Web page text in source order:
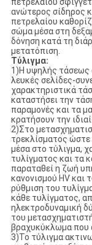
πετρελαίου
ανώτερος σίδηρος
πετρελαίου
σώμα μέσα στη
δόνηση κατά τη
μετατόπιση.
Τύλιγμα:
1)Η υψηλής τάσεως
λευκές σελίδες-
χαρακτηριστικά
καταστήσει την
παραμονές και τα
κρατήσουν την
2)Στο
τρεκλίσματος ώστε
μέσα στο τύλιγμα,
τυλίγματος και τα
παραταθεί η ζωή
κανονισμού HV και
ρύθμιση του
κάθε τυλίγματος,
ηλεκτροδυναμική
του
βραχυκύκλωμα που
3)Το τύλιγμα